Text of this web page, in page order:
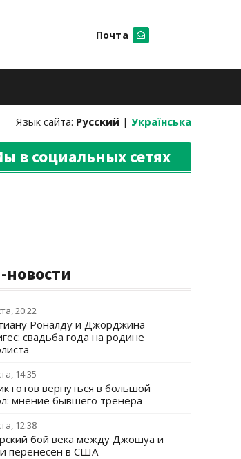
Почта
Язык сайта: Русский | Українська
в социальных сетях
новости
20:22
Роналду и Джорджина
свадьба года на родине
14:35
готов вернуться в большой
мнение бывшего тренера
12:38
бой века между Джошуа и
перенесен в США